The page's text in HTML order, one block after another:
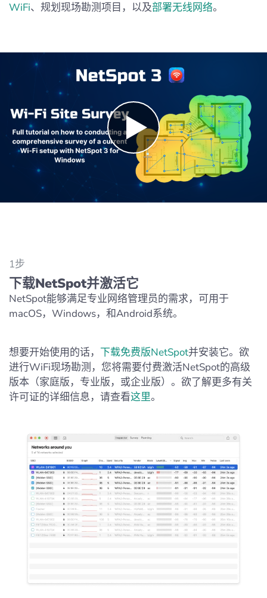
WiFi、规划现场勘测项目，以及部署无线网络。
1步
下载NetSpot并激活它
NetSpot能够满足专业网络管理员的需求，可用于
macOS，Windows，和Android系统。
想要开始使用的话， 下载免费版NetSpot并安装它。欲
进行WiFi现场勘测，您将需要付费激活NetSpot的高级
版本（家庭版，专业版，或企业版）。欲了解更多有关
许可证的详细信息，请查看这里。